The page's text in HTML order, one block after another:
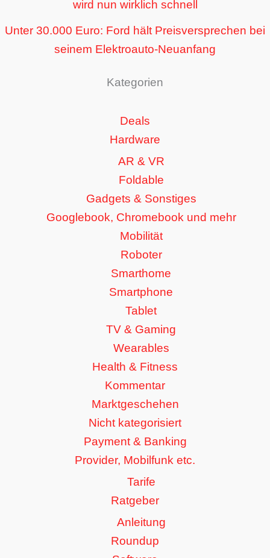
wird nun wirklich schnell
Unter 30.000 Euro: Ford hält Preisversprechen bei
seinem Elektroauto-Neuanfang
Kategorien
Deals
Hardware
AR & VR
Foldable
Gadgets & Sonstiges
Googlebook, Chromebook und mehr
Mobilität
Roboter
Smarthome
Smartphone
Tablet
TV & Gaming
Wearables
Health & Fitness
Kommentar
Marktgeschehen
Nicht kategorisiert
Payment & Banking
Provider, Mobilfunk etc.
Tarife
Ratgeber
Anleitung
Roundup